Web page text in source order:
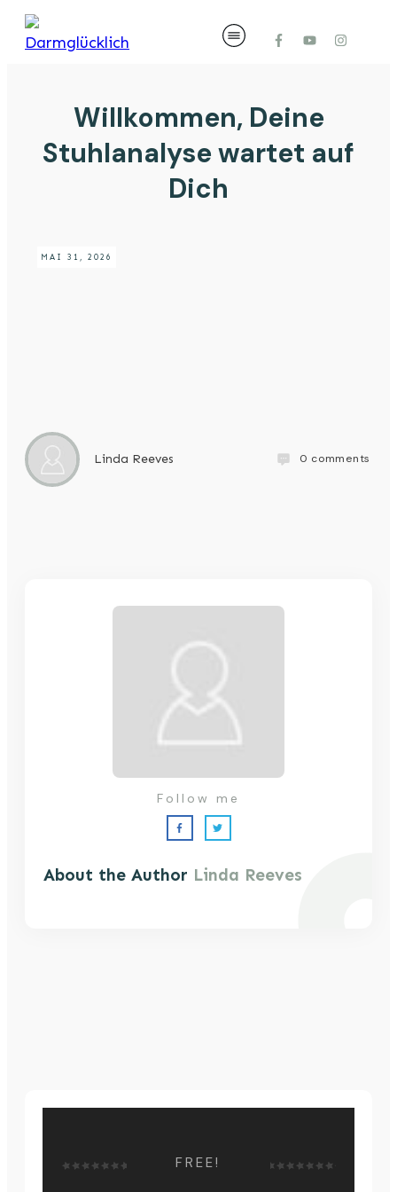
Willkommen, Deine
Stuhlanalyse wartet auf
Dich
MAI 31, 2026
Linda Reeves 0 comments
About the Author Linda Reeves
Follow me
FREE!